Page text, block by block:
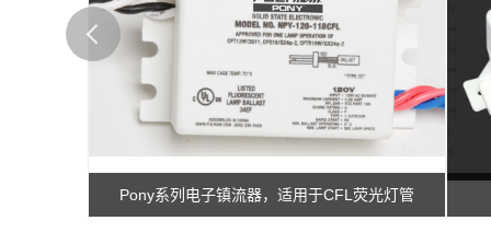
Pony系列电子镇流器，适用于CFL荧光灯管